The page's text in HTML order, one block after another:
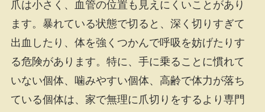
爪は小さく、血管の位置も見えにくいことがあり
ます。暴れている状態で切ると、深く切りすぎて
出血したり、体を強くつかんで呼吸を妨げたりす
る危険があります。特に、手に乗ることに慣れて
いない個体、噛みやすい個体、高齢で体力が落ち
ている個体は、家で無理に爪切りをするより専門